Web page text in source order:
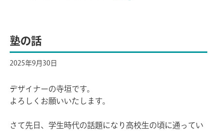
塾の話
2025年9月30日
デザイナーの寺垣です。
よろしくお願いいたします。
さて先日、学生時代の話題になり高校生の頃に通ってい